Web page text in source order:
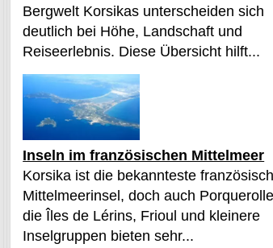
Bergwelt Korsikas unterscheiden sich
deutlich bei Höhe, Landschaft und
Reiseerlebnis. Diese Übersicht hilft...
Inseln im französischen Mittelmeer
Korsika ist die bekannteste
Mittelmeerinsel, doch auch
die Îles de Lérins, Frioul und kleinere
Inselgruppen bieten sehr...